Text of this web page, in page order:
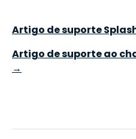
Artigo de suporte
Artigo de suporte ao
→